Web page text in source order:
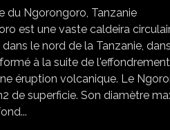
est une vaste caldeira
le nord de la Tanzanie,
à la suite de
éruption volcanique. Le
de superficie. Son diamètre